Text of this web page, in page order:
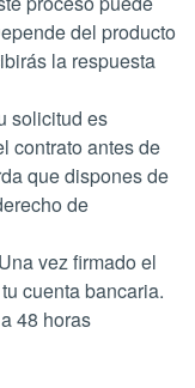
del producto
la respuesta
solicitud es
contrato antes de
que dispones de
de
vez firmado el
cuenta bancaria.
48 horas